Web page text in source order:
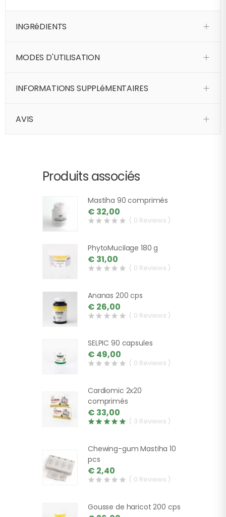
INGRéDIENTS
MODES D'UTILISATION
INFORMATIONS SUPPLéMENTAIRES
AVIS
Produits associés
Mastiha 90 comprimés
€ 32,00
( 0 Reviews )
PhytoMucilage 180 g
€ 31,00
( 0 Reviews )
Ananas 200 cps
€ 26,00
( 0 Reviews )
SELPIC 90 capsules
€ 49,00
( 0 Reviews )
Cardiomic 2x20
comprimés
€ 33,00
( 3 Reviews )
Chewing-gum Mastiha 10
pcs
€ 2,40
( 0 Reviews )
Gousse de haricot 200 cps